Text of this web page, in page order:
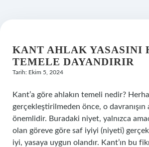
KANT AHLAK YASASINI
TEMELE DAYANDIRIR
Tarih: Ekim 5, 2024
Kant’a göre ahlakın temeli nedir?
gerçekleştirilmeden önce, o davranışın
önemlidir. Buradaki niyet, yalnızca
olan göreve göre saf iyiyi (niyeti)
iyi, yasaya uygun olandır. Kant’ın bu